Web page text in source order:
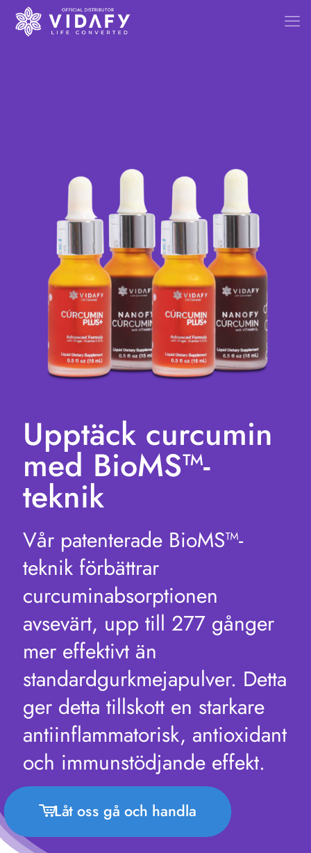
Upptäck curcumin
med BioMS™-
teknik
Vår patenterade BioMS™-
teknik förbättrar
curcuminabsorptionen
avsevärt, upp till 277 gånger
mer effektivt än
standardgurkmejapulver. Detta
ger detta tillskott en starkare
antiinflammatorisk, antioxidant
och immunstödjande effekt.
Låt oss gå och handla